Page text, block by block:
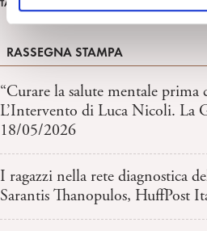
o
TAG
RASSEGNA STAMPA
“Curare la salute mentale prima
L’Intervento di Luca Nicoli. La
18/05/2026
I ragazzi nella rete diagnostica
Sarantis Thanopulos, HuffPost